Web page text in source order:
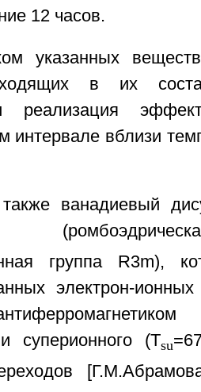
12 часов.
указанных
в их
реализация
интервале вблизи
также ванадиевый
группа R3m),
электрон-
суперионного (Tsu